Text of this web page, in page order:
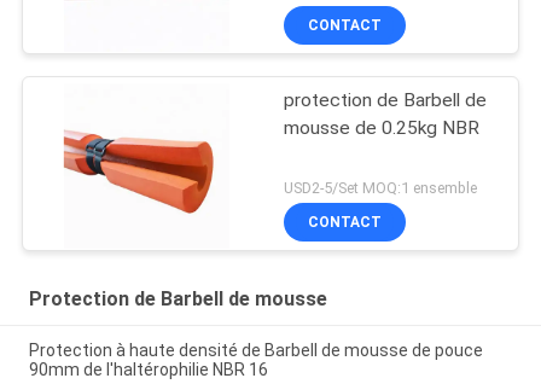
CONTACT
protection de Barbell de
mousse de 0.25kg NBR
USD2-5/Set MOQ:1 ensemble
CONTACT
Protection de Barbell de mousse
Protection à haute densité de Barbell de mousse de pouce
90mm de l'haltérophilie NBR 16